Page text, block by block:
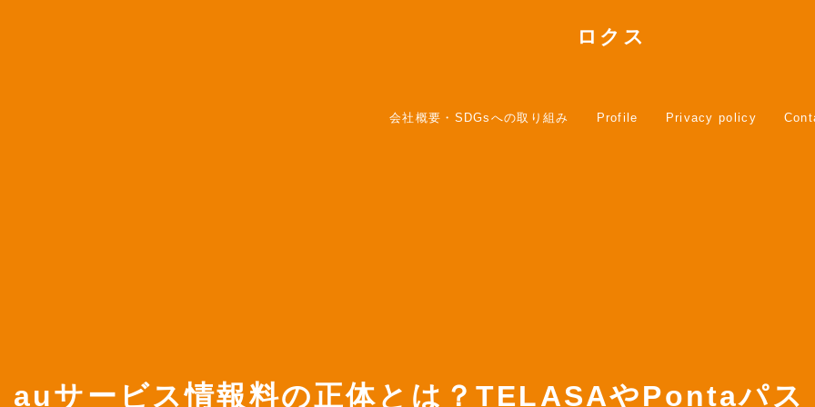
ロクス
会社概要・SDGsへの取り組み Profile Privacy policy
auサービス情報料の正体とは？TELASAやPontaパス